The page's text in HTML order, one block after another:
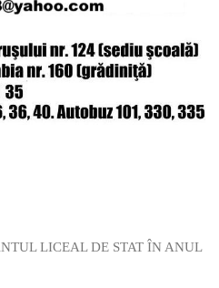
LICEAL DE STAT ÎN ANUL